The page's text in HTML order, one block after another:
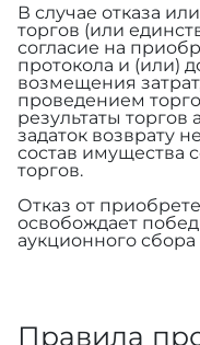
В случае отказа
торгов (или
согласие на
протокола и (или)
возмещения
проведением
результаты
задаток возврату
состав имущества
торгов.
Отказ от
освобождает
аукционного сбора
Правила